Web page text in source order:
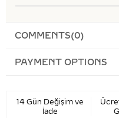
COMMENTS(0)
PAYMENT OPTIONS
14 Gün Değişim ve
İade